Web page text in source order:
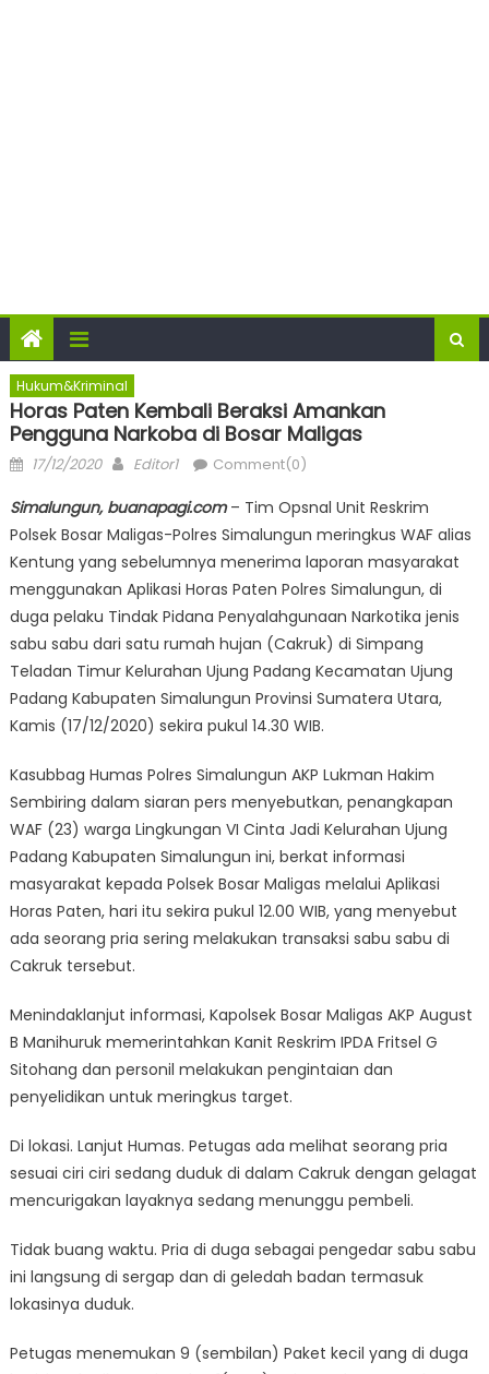
Hukum&Kriminal
Horas Paten Kembali Beraksi Amankan
Pengguna Narkoba di Bosar Maligas
Posted
17/12/2020 Author
Editor1 Comment(0)
Simalungun, buanapagi.com– Tim Opsnal Unit Reskrim
Polsek Bosar Maligas-Polres Simalungun meringkus WAF alias
Kentung yang sebelumnya menerima laporan masyarakat
menggunakan Aplikasi Horas Paten Polres Simalungun, di
duga pelaku Tindak Pidana Penyalahgunaan Narkotika jenis
sabu sabu dari satu rumah hujan (Cakruk) di Simpang
Teladan Timur Kelurahan Ujung Padang Kecamatan Ujung
Padang Kabupaten Simalungun Provinsi Sumatera Utara,
Kamis (17/12/2020) sekira pukul 14.30 WIB.
Kasubbag Humas Polres Simalungun AKP Lukman Hakim
Sembiring dalam siaran pers menyebutkan, penangkapan
WAF (23) warga Lingkungan VI Cinta Jadi Kelurahan Ujung
Padang Kabupaten Simalungun ini, berkat informasi
masyarakat kepada Polsek Bosar Maligas melalui Aplikasi
Horas Paten, hari itu sekira pukul 12.00 WIB, yang menyebut
ada seorang pria sering melakukan transaksi sabu sabu di
Cakruk tersebut.
Menindaklanjut informasi, Kapolsek Bosar Maligas AKP August
B Manihuruk memerintahkan Kanit Reskrim IPDA Fritsel G
Sitohang dan personil melakukan pengintaian dan
penyelidikan untuk meringkus target.
Di lokasi. Lanjut Humas. Petugas ada melihat seorang pria
sesuai ciri ciri sedang duduk di dalam Cakruk dengan gelagat
mencurigakan layaknya sedang menunggu pembeli.
Tidak buang waktu. Pria di duga sebagai pengedar sabu sabu
ini langsung di sergap dan di geledah badan termasuk
lokasinya duduk.
Petugas menemukan 9 (sembilan) Paket kecil yang di duga